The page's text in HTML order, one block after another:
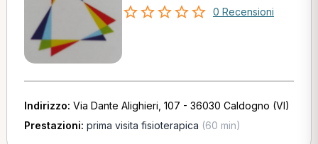
0 Recensioni
Indirizzo: Via Dante Alighieri, 107 - 36030 Caldogno (VI)
Prestazioni: prima visita fisioterapica (60 min)